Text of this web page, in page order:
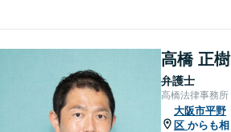
高橋 正樹
弁護士
高橋法律事務所
大阪市平野
区 からも相